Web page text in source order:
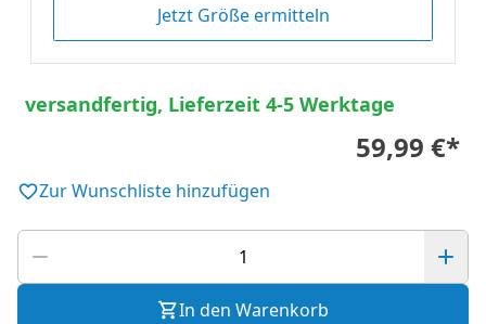
Jetzt Größe ermitteln
versandfertig, Lieferzeit 4-5 Werktage
59,99 €*
Zur Wunschliste hinzufügen
In den Warenkorb